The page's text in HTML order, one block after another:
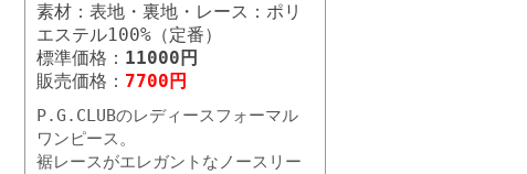
素材：表地・裏地・レース：ポリ
エステル100%（定番）
標準価格： 11000円
販売価格： 7700円
P.G.CLUBのレディースフォーマル
ワンピース。
裾レースがエレガントなノースリー